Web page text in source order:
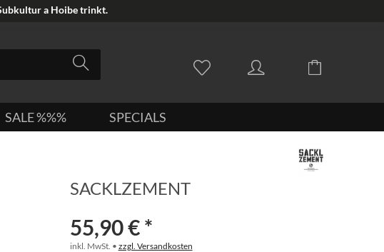
a Hoibe trinkt.
SALE %%% SPECIALS
SACKLZEMENT
55,90 € *
inkl. MwSt. • zzgl. Versandkosten